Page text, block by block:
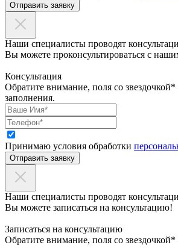
Отправить заявку
Наши специалисты проводят
Вы можете проконсультироваться с
Консультация
Обратите внимание, поля со звездочкой*
заполнения.
Принимаю условия обработки
Отправить заявку
Наши специалисты проводят
Вы можете записаться на консультацию!
Записаться на консультацию
Обратите внимание, поля со звездочкой*